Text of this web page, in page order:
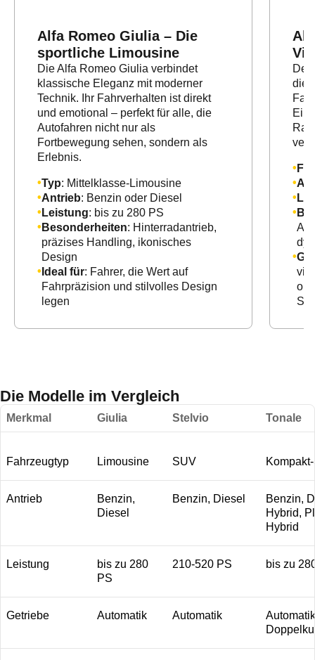
Alfa Romeo Giulia – Die
sportliche Limousine
Die Alfa Romeo Giulia verbindet
klassische Eleganz mit moderner
Technik. Ihr Fahrverhalten ist direkt
und emotional – perfekt für alle, die
Autofahren nicht nur als
Fortbewegung sehen, sondern als
Erlebnis.
Typ: Mittelklasse-Limousine
Antrieb: Benzin oder Diesel
Leistung: bis zu 280 PS
Besonderheiten: Hinterradantrieb,
präzises Handling, ikonisches
Design
Ideal für: Fahrer, die Wert auf
Fahrpräzision und stilvolles Design
legen
Der
die
Ein
ob
Die Modelle im Vergleich
Merkmal Giulia Stelvio Tonale
Fahrzeugtyp Limousine SUV
Antrieb
Benzin,
Diesel
Benzin, Diesel
Benzin,
Hybrid,
Hybrid
Leistung
bis zu 280
PS
210-520 PS bis zu
Getriebe Automatik Automatik